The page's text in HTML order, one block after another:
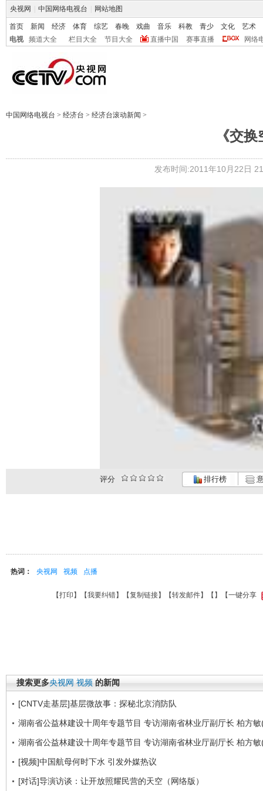
央视网 中国网络电视台 网站地图
首页 新闻 经济 体育 综艺 春晚 戏曲 音乐 科教 青少 文化
艺术
电视
频道大全 栏目大全 节目大全 直播中国 赛事直播 网络
中国网络电视台 > 经济台 > 经济台滚动新闻 >
《交
发布时间:2011年10月22日
评分 排行榜
热词： 央视网 视频 点播
【打印 】【我要纠错】【复制链接】【转发邮件】【 】 【一键分享
搜索更多央视网 视频 的新闻
[CNTV走基层]基层微故事：探秘北京消防队
湖南省公益林建设十周年专题节目 专访湖南省林业厅副厅长 柏方
湖南省公益林建设十周年专题节目 专访湖南省林业厅副厅长 柏方
[视频]中国航母何时下水 引发外媒热议
[对话]导演访谈：让开放照耀民营的天空（网络版）